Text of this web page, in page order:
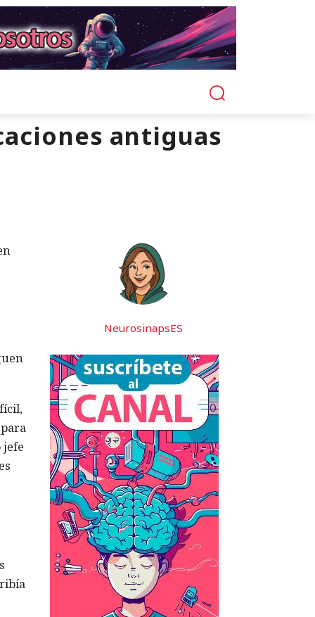
antiguas
jefe
NeurosinapsES